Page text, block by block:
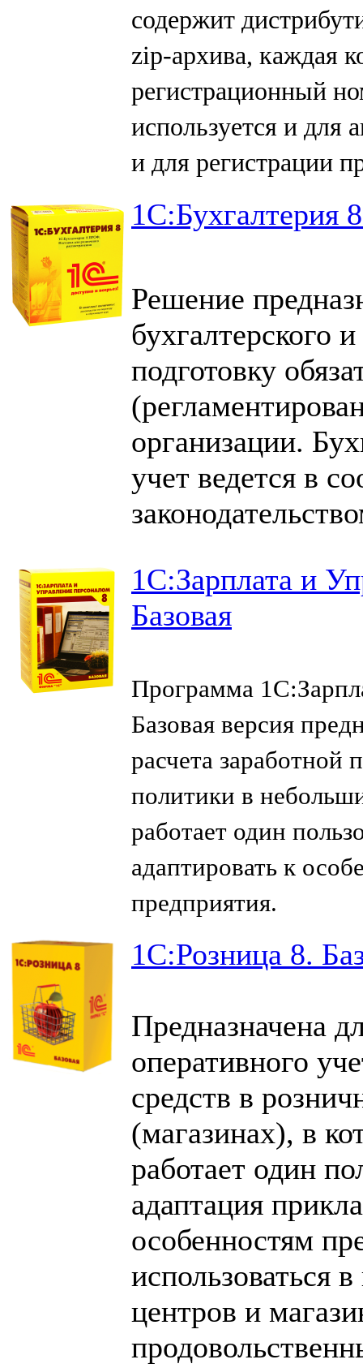
содержит
zip-архива, каждая
регистрационный
используется и для
и для регистрации
Решение
бухгалтерского
подготовку
организации.
учет ведется в
1С:Зарплата и
Базовая
Программа
Базовая версия
расчета заработной
политики в
работает один
адаптировать к
предприятия.
1С:Розница 8.
Предназначена
оперативного
средств в
(магазинах), в
работает один
адаптация
особенностям
использоваться
центров и